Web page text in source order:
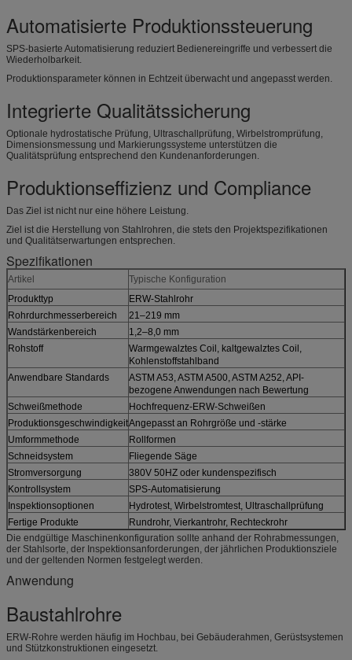
Automatisierte Produktionssteuerung
SPS-basierte Automatisierung reduziert Bedienereingriffe und verbessert die
Wiederholbarkeit.
Produktionsparameter können in Echtzeit überwacht und angepasst werden.
Integrierte Qualitätssicherung
Optionale hydrostatische Prüfung, Ultraschallprüfung, Wirbelstromprüfung,
Dimensionsmessung und Markierungssysteme unterstützen die
Qualitätsprüfung entsprechend den Kundenanforderungen.
Produktionseffizienz und Compliance
Das Ziel ist nicht nur eine höhere Leistung.
Ziel ist die Herstellung von Stahlrohren, die stets den Projektspezifikationen
und Qualitätserwartungen entsprechen.
Spezifikationen
Artikel
Typische Konfiguration
Produkttyp
ERW-Stahlrohr
Rohrdurchmesserbereich
21–219 mm
Wandstärkenbereich
1,2–8,0 mm
Rohstoff
Warmgewalztes Coil, kaltgewalztes Coil,
Kohlenstoffstahlband
Anwendbare Standards
ASTM A53, ASTM A500, ASTM A252, API-
bezogene Anwendungen nach Bewertung
Schweißmethode
Hochfrequenz-ERW-Schweißen
ProduktionsgeschwindigkeitAngepasst an Rohrgröße und -stärke
Umformmethode
Rollformen
Schneidsystem
Fliegende Säge
Stromversorgung
380V 50HZ oder kundenspezifisch
Kontrollsystem
SPS-Automatisierung
Inspektionsoptionen
Hydrotest, Wirbelstromtest, Ultraschallprüfung
Fertige Produkte
Rundrohr, Vierkantrohr, Rechteckrohr
Die endgültige Maschinenkonfiguration sollte anhand der Rohrabmessungen,
der Stahlsorte, der Inspektionsanforderungen, der jährlichen Produktionsziele
und der geltenden Normen festgelegt werden.
Anwendung
Baustahlrohre
ERW-Rohre werden häufig im Hochbau, bei Gebäuderahmen, Gerüstsystemen
und Stützkonstruktionen eingesetzt.